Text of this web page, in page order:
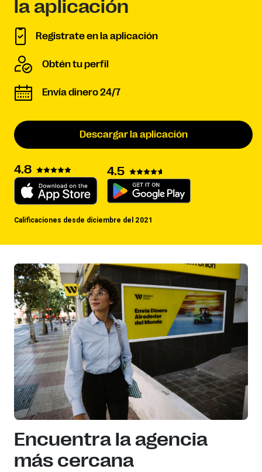
la aplicación
Regístrate en la aplicación
Obtén tu perfil
Envía dinero 24/7
Descargar la aplicación
4.8 4.5
Calificaciones desde diciembre del 2021
Encuentra la agencia
más cercana